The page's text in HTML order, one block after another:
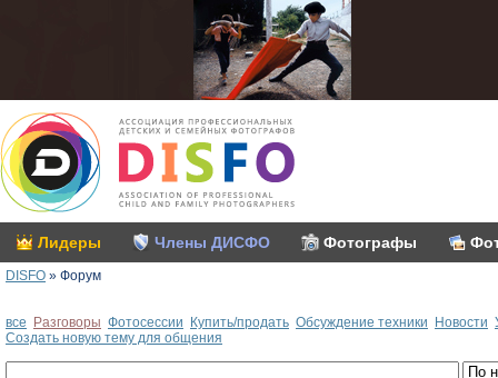
Лидеры Члены ДИСФО Фотографы
DISFO » Форум
все Разговоры Фотосессии Купить/продать Обсуждение техники Новоcти
Создать новую тему для общения